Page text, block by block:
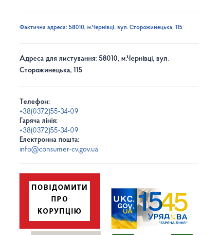
Фактична адреса: 58010, м.Чернівці, вул. Сторожинецька, 115
Адреса для листування: 58010, м.Чернівці, вул.
Сторожинецька, 115
Телефон:
+38(0372)55-34-09
Гаряча лінія:
+38(0372)55-34-09
Електронна пошта:
info@consumer-cv.gov.ua